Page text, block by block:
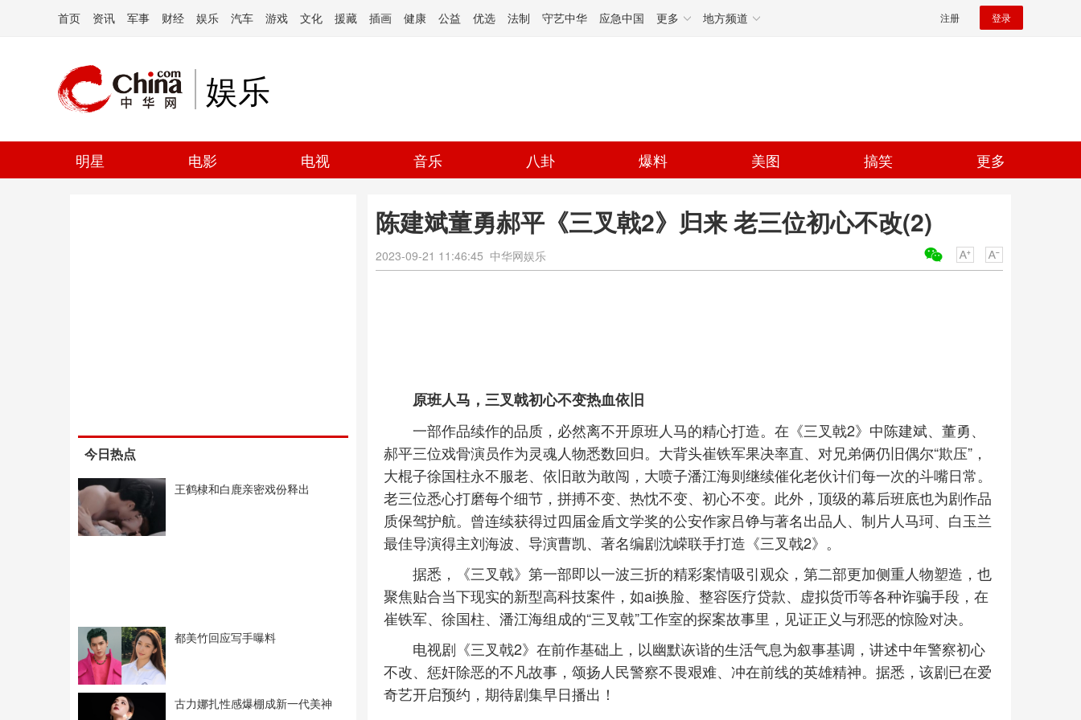
首页 资讯 军事 财经 娱乐 汽车 游戏 文化 援藏 插画 健康 公益 优选 法制 守艺中华 应急中国 更多 地方频道 注册 登录
娱乐
明星 电影 电视 音乐 八卦 爆料 美图 搞笑 更多
今日热点
王鹤棣和白鹿亲密戏份释出
都美竹回应写手曝料
古力娜扎性感爆棚成新一代美神
陈建斌董勇郝平《三叉戟2》归来 老三位初心不改(2)
2023-09-21 11:46:45 中华网娱乐
原班人马，三叉戟初心不变热血依旧
一部作品续作的品质，必然离不开原班人马的精心打造。在《三叉戟2》中陈建斌、董勇、
郝平三位戏骨演员作为灵魂人物悉数回归。大背头崔铁军果决率直、对兄弟俩仍旧偶尔“欺压”，
大棍子徐国柱永不服老、依旧敢为敢闯，大喷子潘江海则继续催化老伙计们每一次的斗嘴日常。
老三位悉心打磨每个细节，拼搏不变、热忱不变、初心不变。此外，顶级的幕后班底也为剧作品
质保驾护航。曾连续获得过四届金盾文学奖的公安作家吕铮与著名出品人、制片人马珂、白玉兰
最佳导演得主刘海波、导演曹凯、著名编剧沈嵘联手打造《三叉戟2》。
据悉，《三叉戟》第一部即以一波三折的精彩案情吸引观众，第二部更加侧重人物塑造，也
聚焦贴合当下现实的新型高科技案件，如ai换脸、整容医疗贷款、虚拟货币等各种诈骗手段，在
崔铁军、徐国柱、潘江海组成的“三叉戟”工作室的探案故事里，见证正义与邪恶的惊险对决。
电视剧《三叉戟2》在前作基础上，以幽默诙谐的生活气息为叙事基调，讲述中年警察初心
不改、惩奸除恶的不凡故事，颂扬人民警察不畏艰难、冲在前线的英雄精神。据悉，该剧已在爱
奇艺开启预约，期待剧集早日播出！